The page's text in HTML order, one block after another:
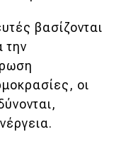
βασίζονται
την
οι